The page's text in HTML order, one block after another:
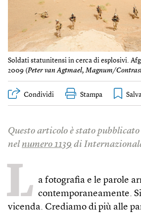
Soldati statunitensi in cerca di esplosivi.
2009 (Peter van Agtmael, Magnum/
Condividi Stampa
Questo articolo è stato
nel numero 1139 di
L a fotografia e le parole
contemporaneamente.
vicenda. Crediamo di più alle